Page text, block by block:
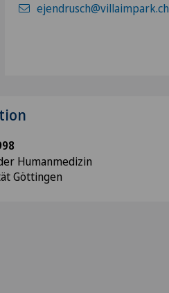
ejendrusch@villaimpark.ch
Humanmedizin
Göttingen